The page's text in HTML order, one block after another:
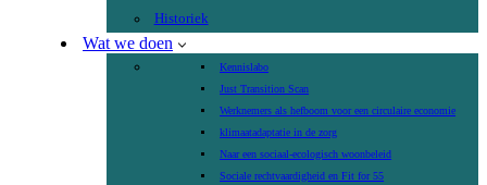
Historiek
Wat we doen
Kennislabo
Just Transition Scan
Werknemers als hefboom voor een circulaire economie
klimaatadaptatie in de zorg
Naar een sociaal-ecologisch woonbeleid
Sociale rechtvaardigheid en Fit for 55